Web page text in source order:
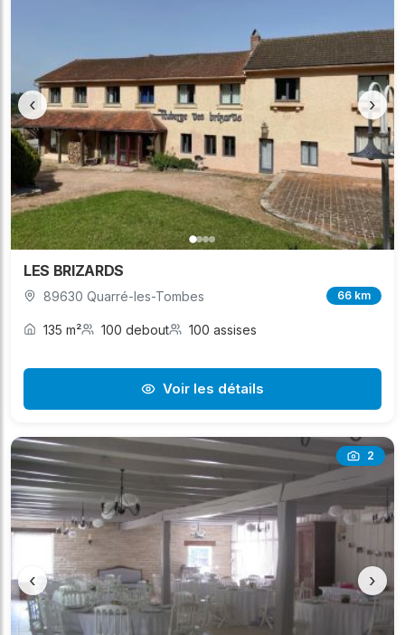
‹ ›
LES BRIZARDS
89630 Quarré-les-Tombes 66 km
135 m² 100 debout 100 assises
Voir les détails
2
‹ ›